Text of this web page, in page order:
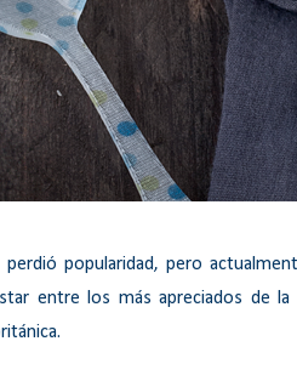
popularidad, pero
entre los más apreciados de